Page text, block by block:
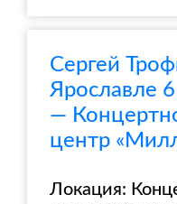
Сергей
Ярославле
—
центр
Локация: